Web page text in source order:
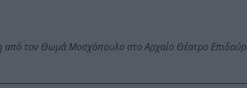
από τον Θωμά Μοσχόπουλο στο Αρχαίο Θέατρο